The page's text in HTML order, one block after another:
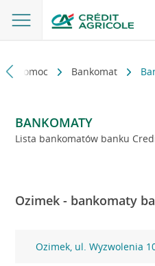
i pomoc Bankomat
BANKOMATY
Lista bankomatów banku
Ozimek - bankomaty
Ozimek, ul. Wyzwolenia